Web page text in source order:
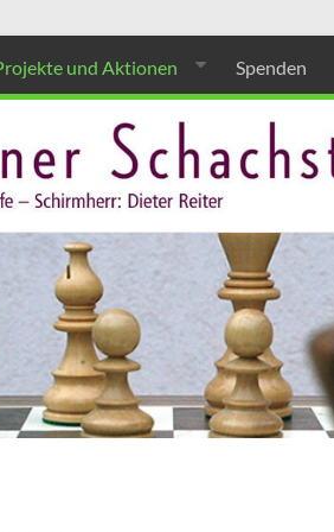
und Aktionen Spenden